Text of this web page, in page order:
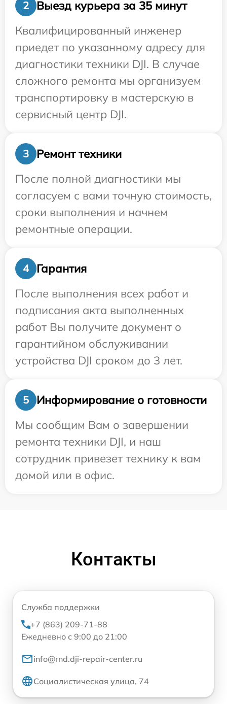
2
Выезд курьера за 35 минут
Квалифицированный инженер
приедет по указанному адресу для
диагностики техники DJI. В случае
сложного ремонта мы организуем
транспортировку в мастерскую в
сервисный центр DJI.
3
Ремонт техники
После полной диагностики мы
согласуем с вами точную стоимость,
сроки выполнения и начнем
ремонтные операции.
4
Гарантия
После выполнения всех работ и
подписания акта выполненных
работ Вы получите документ о
гарантийном обслуживании
устройства DJI сроком до 3 лет.
5
Информирование о готовности
Мы сообщим Вам о завершении
ремонта техники DJI, и наш
сотрудник привезет технику к вам
домой или в офис.
Контакты
Служба поддержки
+7 (863) 209-71-88
Ежедневно с 9:00 до 21:00
info@rnd.dji-repair-center.ru
Социалистическая улица, 74